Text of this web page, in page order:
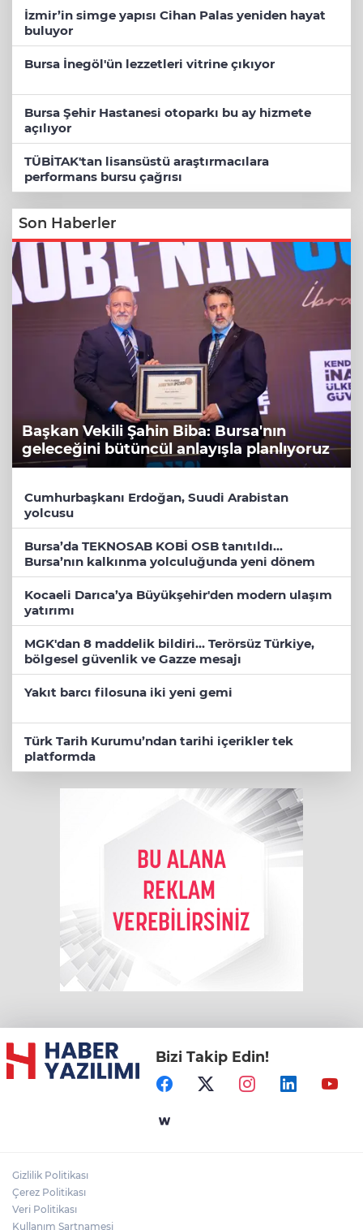
İzmir’in simge yapısı Cihan Palas yeniden hayat
buluyor
Bursa İnegöl'ün lezzetleri vitrine çıkıyor
Bursa Şehir Hastanesi otoparkı bu ay hizmete
açılıyor
TÜBİTAK'tan lisansüstü araştırmacılara
performans bursu çağrısı
Son Haberler
Başkan Vekili Şahin Biba: Bursa'nın
geleceğini bütüncül anlayışla planlıyoruz
Cumhurbaşkanı Erdoğan, Suudi Arabistan
yolcusu
Bursa’da TEKNOSAB KOBİ OSB tanıtıldı...
Bursa’nın kalkınma yolculuğunda yeni dönem
Kocaeli Darıca’ya Büyükşehir'den modern ulaşım
yatırımı
MGK'dan 8 maddelik bildiri... Terörsüz Türkiye,
bölgesel güvenlik ve Gazze mesajı
Yakıt barcı filosuna iki yeni gemi
Türk Tarih Kurumu’ndan tarihi içerikler tek
platformda
Bizi Takip Edin!
Gizlilik Politikası
Çerez Politikası
Veri Politikası
Kullanım Şartnamesi